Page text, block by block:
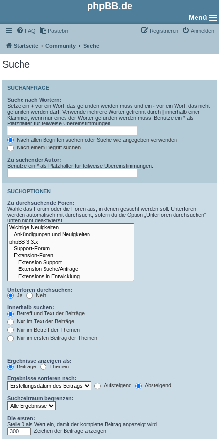
phpBB.de
Menü
FAQ Pastebin Anmelden
Registrieren
Startseite Community Suche
Suche
SUCHANFRAGE
Suche nach Wörtern:
Setze ein + vor ein Wort, das gefunden werden muss und ein - vor ein Wort, das nicht
gefunden werden darf. Verwende mehrere Wörter getrennt durch | innerhalb einer
Klammer, wenn nur eines der Wörter gefunden werden muss. Benutze ein * als
Platzhalter für teilweise Übereinstimmungen.
Nach allen Begriffen suchen oder Suche wie angegeben verwenden
Nach einem Begriff suchen
Zu suchender Autor:
Benutze ein * als Platzhalter für teilweise Übereinstimmungen.
SUCHOPTIONEN
Zu durchsuchende Foren:
Wähle das Forum oder die Foren aus, in denen gesucht werden soll. Unterforen
werden automatisch mit durchsucht, sofern du die Option „Unterforen durchsuchen“
unten nicht deaktivierst.
Unterforen durchsuchen:
Ja
Nein
Innerhalb suchen:
Betreff und Text der Beiträge
Nur im Text der Beiträge
Nur im Betreff der Themen
Nur im ersten Beitrag der Themen
Ergebnisse anzeigen als:
Beiträge
Themen
Ergebnisse sortieren nach:
Aufsteigend
Absteigend
Suchzeitraum begrenzen:
Die ersten:
Stelle 0 als Wert ein, damit der komplette Beitrag angezeigt wird.
Zeichen der Beiträge anzeigen